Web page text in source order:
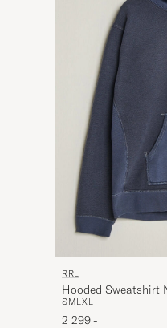
RRL
Hooded Sweatshirt
SMLXL
2 299,-